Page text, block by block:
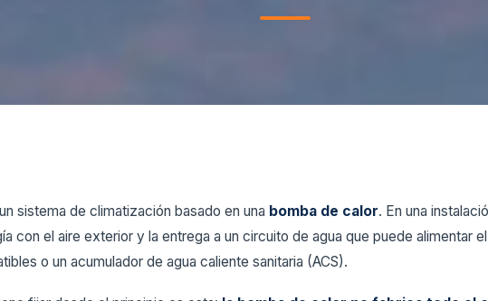
sistema de climatización basado en una bomba de calor. En una
con el aire exterior y la entrega a un circuito de agua que puede alimentar
o un acumulador de agua caliente sanitaria (ACS).